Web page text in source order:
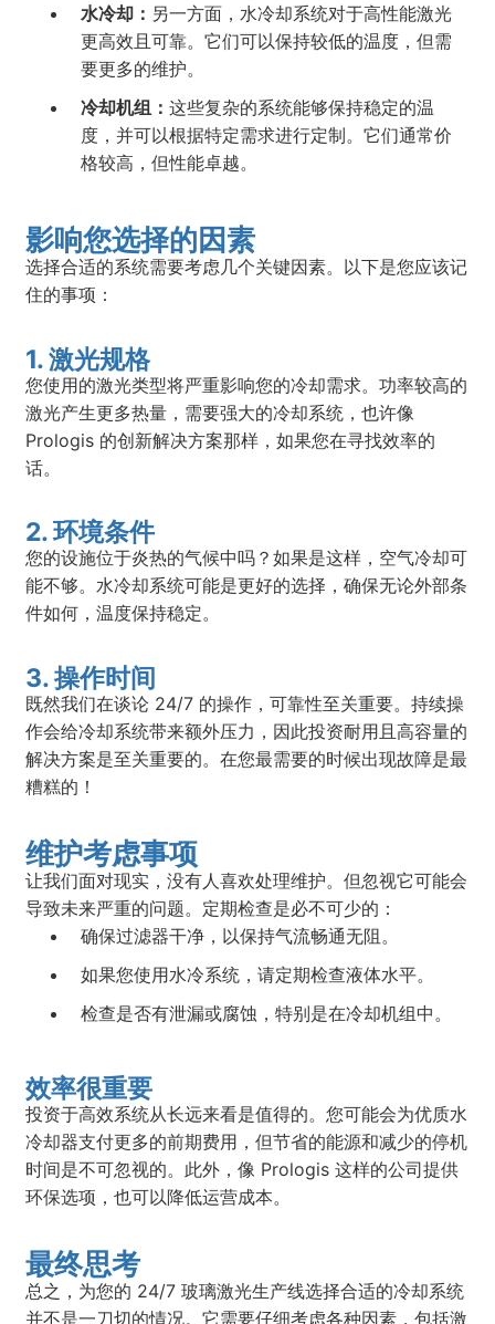
水冷却： 另一方面，水冷却系统对于高性能激光
更高效且可靠。它们可以保持较低的温度，但需
要更多的维护。
冷却机组：这些复杂的系统能够保持稳定的温
度，并可以根据特定需求进行定制。它们通常价
格较高，但性能卓越。
影响您选择的因素
选择合适的系统需要考虑几个关键因素。以下是您应该记
住的事项：
1. 激光规格
您使用的激光类型将严重影响您的冷却需求。功率较高的
激光产生更多热量，需要强大的冷却系统，也许像
Prologis 的创新解决方案那样，如果您在寻找效率的
话。
2. 环境条件
您的设施位于炎热的气候中吗？如果是这样，空气冷却可
能不够。水冷却系统可能是更好的选择，确保无论外部条
件如何，温度保持稳定。
3. 操作时间
既然我们在谈论 24/7 的操作，可靠性至关重要。持续操
作会给冷却系统带来额外压力，因此投资耐用且高容量的
解决方案是至关重要的。在您最需要的时候出现故障是最
糟糕的！
维护考虑事项
让我们面对现实，没有人喜欢处理维护。但忽视它可能会
导致未来严重的问题。定期检查是必不可少的：
确保过滤器干净，以保持气流畅通无阻。
如果您使用水冷系统，请定期检查液体水平。
检查是否有泄漏或腐蚀，特别是在冷却机组中。
效率很重要
投资于高效系统从长远来看是值得的。您可能会为优质水
冷却器支付更多的前期费用，但节省的能源和减少的停机
时间是不可忽视的。此外，像 Prologis 这样的公司提供
环保选项，也可以降低运营成本。
最终思考
总之，为您的 24/7 玻璃激光生产线选择合适的冷却系统
并不是一刀切的情况。它需要仔细考虑各种因素，包括激